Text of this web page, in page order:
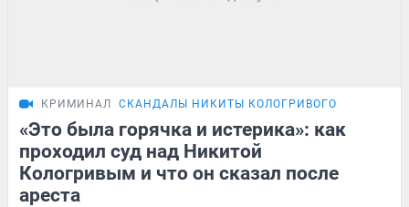
КРИМИНАЛ СКАНДАЛЫ НИКИТЫ КОЛОГРИВОГО
«Это была горячка и истерика»: как
проходил суд над Никитой
Кологривым и что он сказал после
ареста